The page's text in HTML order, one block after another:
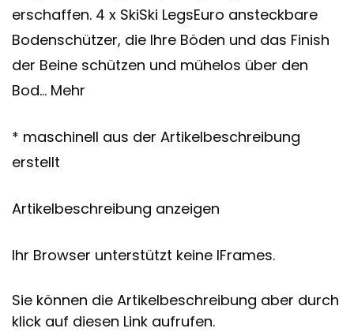
erschaffen. 4 x SkiSki LegsEuro ansteckbare
Bodenschützer, die Ihre Böden und das Finish
der Beine schützen und mühelos über den
Bod… Mehr
* maschinell aus der Artikelbeschreibung
erstellt
Artikelbeschreibung anzeigen
Ihr Browser unterstützt keine IFrames.
Sie können die Artikelbeschreibung aber durch
klick auf diesen Link aufrufen.